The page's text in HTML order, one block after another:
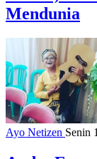
Mendunia
Ayo Netizen Senin